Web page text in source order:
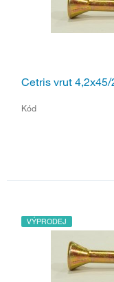
Cetris vrut
Kód
VÝPRODEJ